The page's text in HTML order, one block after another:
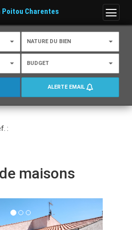
Menu
Charentes
NATURE DU BIEN
BUDGET
ALERTE EMAIL
:
maisons